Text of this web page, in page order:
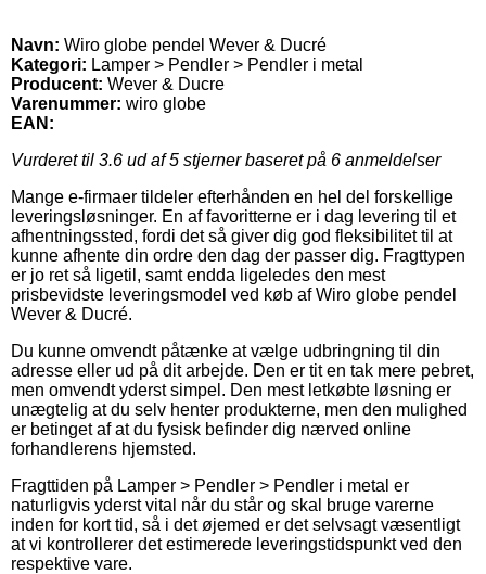
Navn: Wiro globe pendel Wever & Ducré
Kategori: Lamper > Pendler > Pendler i metal
Producent: Wever & Ducre
Varenummer: wiro globe
EAN:
Vurderet til 3.6 ud af 5 stjerner baseret på 6 anmeldelser
Mange e-firmaer tildeler efterhånden en hel del forskellige
leveringsløsninger. En af favoritterne er i dag levering til et
afhentningssted, fordi det så giver dig god fleksibilitet til at
kunne afhente din ordre den dag der passer dig. Fragttypen
er jo ret så ligetil, samt endda ligeledes den mest
prisbevidste leveringsmodel ved køb af Wiro globe pendel
Wever & Ducré.
Du kunne omvendt påtænke at vælge udbringning til din
adresse eller ud på dit arbejde. Den er tit en tak mere pebret,
men omvendt yderst simpel. Den mest letkøbte løsning er
unægtelig at du selv henter produkterne, men den mulighed
er betinget af at du fysisk befinder dig nærved online
forhandlerens hjemsted.
Fragttiden på Lamper > Pendler > Pendler i metal er
naturligvis yderst vital når du står og skal bruge varerne
inden for kort tid, så i det øjemed er det selvsagt væsentligt
at vi kontrollerer det estimerede leveringstidspunkt ved den
respektive vare.